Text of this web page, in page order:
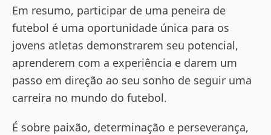
Em resumo, participar de uma peneira de
futebol é uma oportunidade única para os
jovens atletas demonstrarem seu potencial,
aprenderem com a experiência e darem um
passo em direção ao seu sonho de seguir uma
carreira no mundo do futebol.
É sobre paixão, determinação e perseverança,